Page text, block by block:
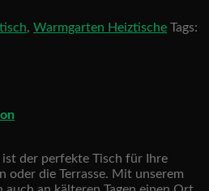
, Warmgarten Heiztische Tags:
ist der perfekte Tisch für Ihre
oder die Terrasse. Mit unserem